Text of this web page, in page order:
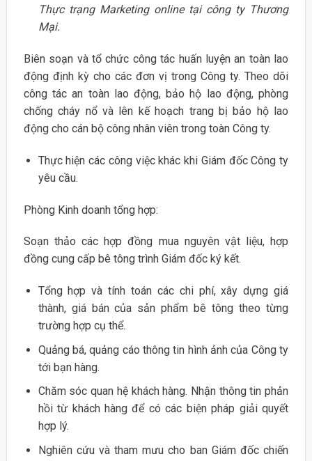
Thực trạng Marketing online tại công ty Thương
Mại.
Biên soạn và tổ chức công tác huấn luyện an toàn lao
động định kỳ cho các đơn vị trong Công ty. Theo dõi
công tác an toàn lao động, bảo hộ lao động, phòng
chống cháy nổ và lên kế hoạch trang bị bảo hộ lao
động cho cán bộ công nhân viên trong toàn Công ty.
Thực hiện các công việc khác khi Giám đốc Công ty
yêu cầu.
Phòng Kinh doanh tổng hợp:
Soạn thảo các hợp đồng mua nguyên vật liệu, hợp
đồng cung cấp bê tông trình Giám đốc ký kết.
Tổng hợp và tính toán các chi phí, xây dựng giá
thành, giá bán của sản phẩm bê tông theo từng
trường hợp cụ thể.
Quảng bá, quảng cáo thông tin hình ảnh của Công ty
tới bạn hàng.
Chăm sóc quan hệ khách hàng. Nhận thông tin phản
hồi từ khách hàng để có các biện pháp giải quyết
hợp lý.
Nghiên cứu và tham mưu cho ban Giám đốc chiến